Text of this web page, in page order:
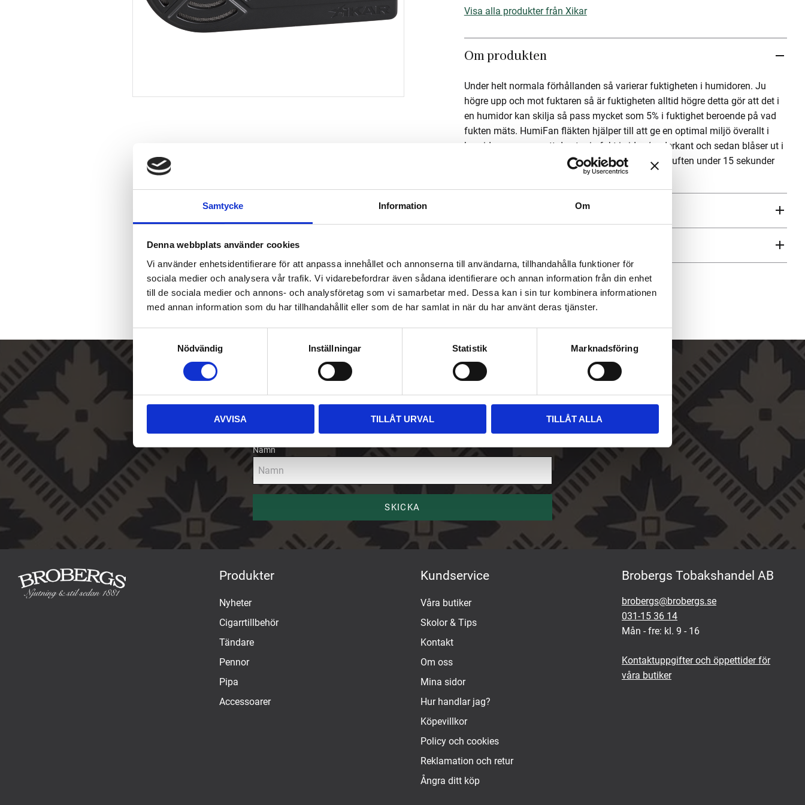
Samtycke Information Om
Denna webbplats använder cookies
Vi använder enhetsidentifierare för att anpassa innehållet och annonserna till användarna, tillhandahålla funktioner för
sociala medier och analysera vår trafik. Vi vidarebefordrar även sådana identifierare och annan information från din enhet
till de sociala medier och annons- och analysföretag som vi samarbetar med. Dessa kan i sin tur kombinera informationen
med annan information som du har tillhandahållit eller som de har samlat in när du har använt deras tjänster.
s
a
Nödvändig Inställningar Statistik Marknadsföring
AVVISA TILLÅT URVAL TILLÅT ALLA
Visa alla produkter från Xikar
Om produkten
Under helt normala förhållanden så varierar fuktigheten i humidoren. Ju
högre upp och mot fuktaren så är fuktigheten alltid högre detta gör att det i
en humidor kan skilja så pass mycket som 5% i fuktighet beroende på vad
fukten mäts. HumiFan fläkten hjälper till att ge en optimal miljö överallt i
humidoren genom att den tar in fukt i sidan/underkant och sedan blåser ut i
överkant. Fläkten har en funktion där den roterar luften under 15 sekunder
Skriv upp dig på vårt nyhetsbrev
Namn
SKICKA
Produkter
Nyheter
Cigarrtillbehör
Tändare
Pennor
Pipa
Accessoarer
Kundservice
Våra butiker
Skolor & Tips
Kontakt
Om oss
Mina sidor
Hur handlar jag?
Köpevillkor
Policy och cookies
Reklamation och retur
Ångra ditt köp
Brobergs Tobakshandel AB
brobergs@brobergs.se
031-15 36 14
Mån - fre: kl. 9 - 16
Kontaktuppgifter och öppettider för
våra butiker